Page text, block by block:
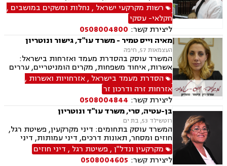
במושבים, פינוי מושכר, דיני תאגידים, תכנון ובניה,
חוקתי ומנהלי, חקלאי- עסקי, ליטיגציה, מושבים
וקיבוצים ומגרשים חקלאיים
רשות מקרקעי ישראל , נחלות ומשקים במושבים ,
חקלאי- עסקי
ליצירת קשר: 0508004800
מאיה וייס טמיר - משרד עו"ד, גישור ונוטריון
העצמאות 57, חיפה
המשרד עוסק בהסדרת מעמד ואזרחות בישראל:
אשרות, איחוד משפחות, מקרים הומניטריים, עררים
לבית הדין לעררים ועתירות מנהליות מול רשות
האוכלוסין וההגירה, לצד נזיקין, ביטוח לאומי, נוטריון,
צוואות וייפוי כוח מתמשך.
הסדרת מעמד בישראל ,אזרחויות ואשרות ,
אזרחות זרה ודרכון זר
ליצירת קשר: 0508004844
בן-עטיה, סרי, משרד עו"ד ונוטריון
רוטשילד 53, בת ים
המשרד עוסק בתחומים: דיני מקרקעין, פשיטת רגל,
חוזים ומסחר, תאונות דרכים, דיני עמותות, דיני
תאגידים, הסכמי ממון, חדלות פרעון, חוקתי ומנהלי,
ידועים בציבור, ירושות וצוואות, ליווי עסקי,
מקרקעין ונדל"ן, פשיטת רגל , דיני חוזים
ליצירת קשר: 0508004605